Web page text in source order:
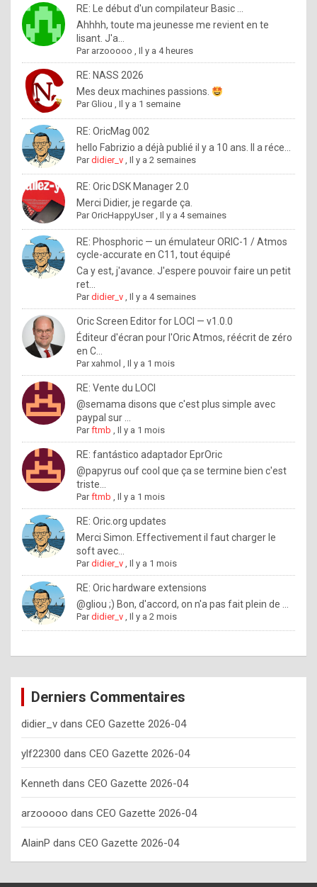
m
a
d
b
y
o
l
e
x
.
I
f
y
o
u
w
a
n
t
o
n
o
w
h
o
w
o
e
y
o
u
s
h
o
RE: Le début d'un compilateur Basic ...
Ahhhh, toute ma jeunesse me revient en te
lisant. J'a...
Par arzooooo ,Il y a 4 heures
RE: NASS 2026
Mes deux machines passions.
ParGliou ,Il y a 1 semaine
RE: OricMag 002
hello Fabrizio a déjà publié il y a 10 ans. Il a réce...
Pardidier_v ,Il y a 2 semaines
RE: Oric DSK Manager 2.0
Merci Didier, je regarde ça.
ParOricHappyUser,Il y a 4 semaines
RE: Phosphoric — un émulateur ORIC-1 / Atmos
cycle-accurate en C11, tout équipé
Ca y est, j'avance. J'espere pouvoir faire un petit
ret...
Pardidier_v ,Il y a 4 semaines
Oric Screen Editor for LOCI — v1.0.0
Éditeur d'écran pour l'Oric Atmos, réécrit de zéro
en C...
Parxahmol ,Il y a 1 mois
RE: Vente du LOCI
@semama disons que c'est plus simple avec
paypal sur ...
Parftmb ,Il y a 1 mois
RE: fantástico adaptador EprOric
@papyrus ouf cool que ça se termine bien c'est
triste...
Parftmb ,Il y a 1 mois
RE: Oric.org updates
Merci Simon. Effectivement il faut charger le
soft avec...
Pardidier_v ,Il y a 1 mois
RE: Oric hardware extensions
@gliou ;) Bon, d'accord, on n'a pas fait plein de ...
Pardidier_v ,Il y a 2 mois
Derniers Commentaires
didier_v dans CEO Gazette 2026-04
ylf22300 dans CEO Gazette 2026-04
Kenneth dans CEO Gazette 2026-04
arzooooo dans CEO Gazette 2026-04
AlainP dans CEO Gazette 2026-04